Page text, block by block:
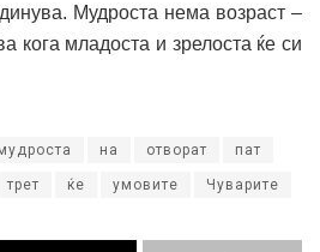
Мудроста нема возраст –
кога младоста и зрелоста ќе си
на отворат пат
трет ќе умовите Чуварите